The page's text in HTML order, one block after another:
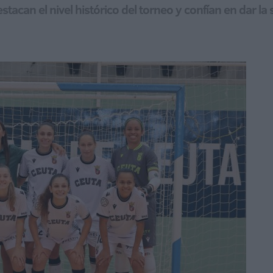
el nivel histórico del torneo y confían en dar la